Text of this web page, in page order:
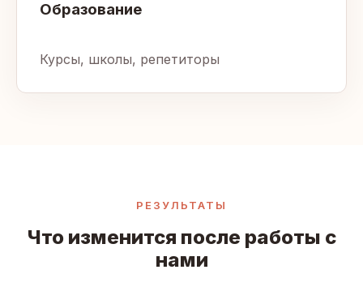
Образование
Курсы, школы, репетиторы
РЕЗУЛЬТАТЫ
Что изменится после работы с
нами